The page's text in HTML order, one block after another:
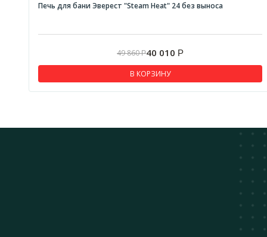
Печь для бани Эверест "Steam Heat" 24 без выноса
49 860Р40 010 Р
В КОРЗИНУ